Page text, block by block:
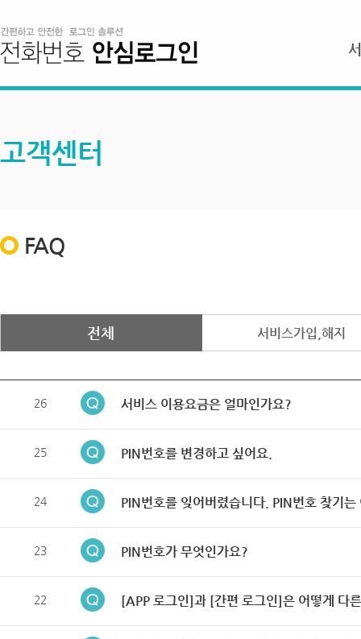
고객센터
FAQ
전체 서비스가입,해지
26 서비스 이용요금은 얼마인가요?
25 PIN번호를 변경하고 싶어요.
24 PIN번호를 잊어버렸습니다. PIN번호 찾기는
23 PIN번호가 무엇인가요?
22 [APP 로그인]과 [간편 로그인]은 어떻게 다